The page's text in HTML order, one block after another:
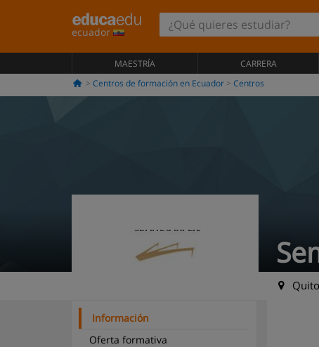
ecuador
MAESTRÍA CARRERA
Centros de formación en Ecuador
Centros
Información
Oferta formativa